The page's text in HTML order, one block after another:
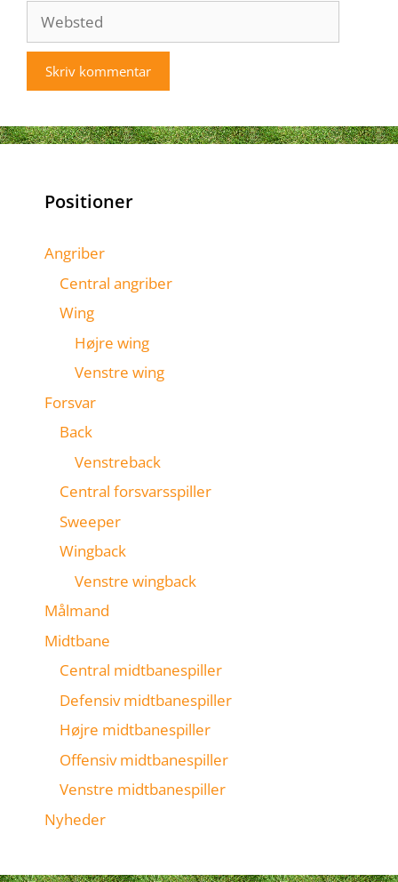
Websted
Positioner
Angriber
Central angriber
Wing
Højre wing
Venstre wing
Forsvar
Back
Venstreback
Central forsvarsspiller
Sweeper
Wingback
Venstre wingback
Målmand
Midtbane
Central midtbanespiller
Defensiv midtbanespiller
Højre midtbanespiller
Offensiv midtbanespiller
Venstre midtbanespiller
Nyheder